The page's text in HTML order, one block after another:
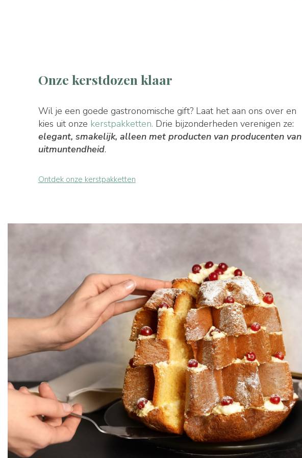
Onze kerstdozen klaar
Wil je een goede gastronomische gift? Laat het aan ons over en
kies uit onze kerstpakketten. Drie bijzonderheden verenigen ze:
elegant, smakelijk, alleen met producten van producenten van
uitmuntendheid.
Ontdek onze kerstpakketten